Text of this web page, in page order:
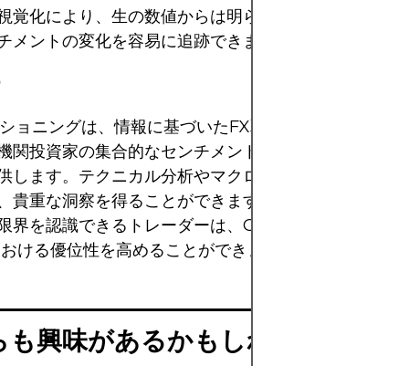
覚化により、生の数値からは明らかでないポジショ
メントの変化を容易に追跡できます。
ョニングは、情報に基づいたFX取引を行うための強
関投資家の集合的なセンチメントやバイアスを把握
します。テクニカル分析やマクロ経済分析と慎重に
貴重な洞察を得ることができます。COTの変化を体
界を認識できるトレーダーは、COTポジショニング
ける優位性を高めることができます。
興味があるかもしれません